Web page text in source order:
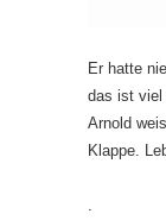
Er hatte
das ist
Arnold
Klappe.